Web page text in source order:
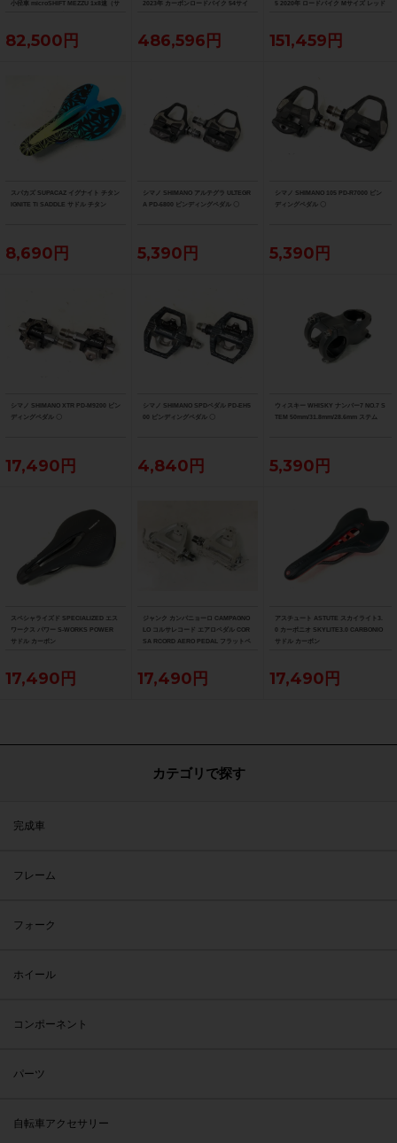
小径車 microSHIFT MEZZU 1x8速（サ
82,500円
2023年 カーボンロードバイク 54サイ
486,596円
5 2020年 ロードバイク Mサイズ レッド
151,459円
スパカズ SUPACAZ イグナイト チタン
IGNITE Ti SADDLE サドル チタン
8,690円
シマノ SHIMANO アルテグラ ULTEGR
A PD-6800 ビンディングペダル 〇
5,390円
シマノ SHIMANO 105 PD-R7000 ビン
ディングペダル 〇
5,390円
シマノ SHIMANO XTR PD-M9200 ビン
ディングペダル 〇
17,490円
シマノ SHIMANO SPDペダル PD-EH5
00 ビンディングペダル 〇
4,840円
ウィスキー WHISKY ナンバー7 NO.7 S
TEM 50mm/31.8mm/28.6mm ステム
5,390円
スペシャライズド SPECIALIZED エス
ワークス パワー S-WORKS POWER
サドル カーボン
17,490円
ジャンク カンパニョーロ CAMPAGNO
LO コルサレコード エアロペダル COR
SA RCORD AERO PEDAL フラットペ
17,490円
アスチュート ASTUTE スカイライト3.
0 カーボニオ SKYLITE3.0 CARBONIO
サドル カーボン
17,490円
カテゴリで探す
完成車
フレーム
フォーク
ホイール
コンポーネント
パーツ
自転車アクセサリー